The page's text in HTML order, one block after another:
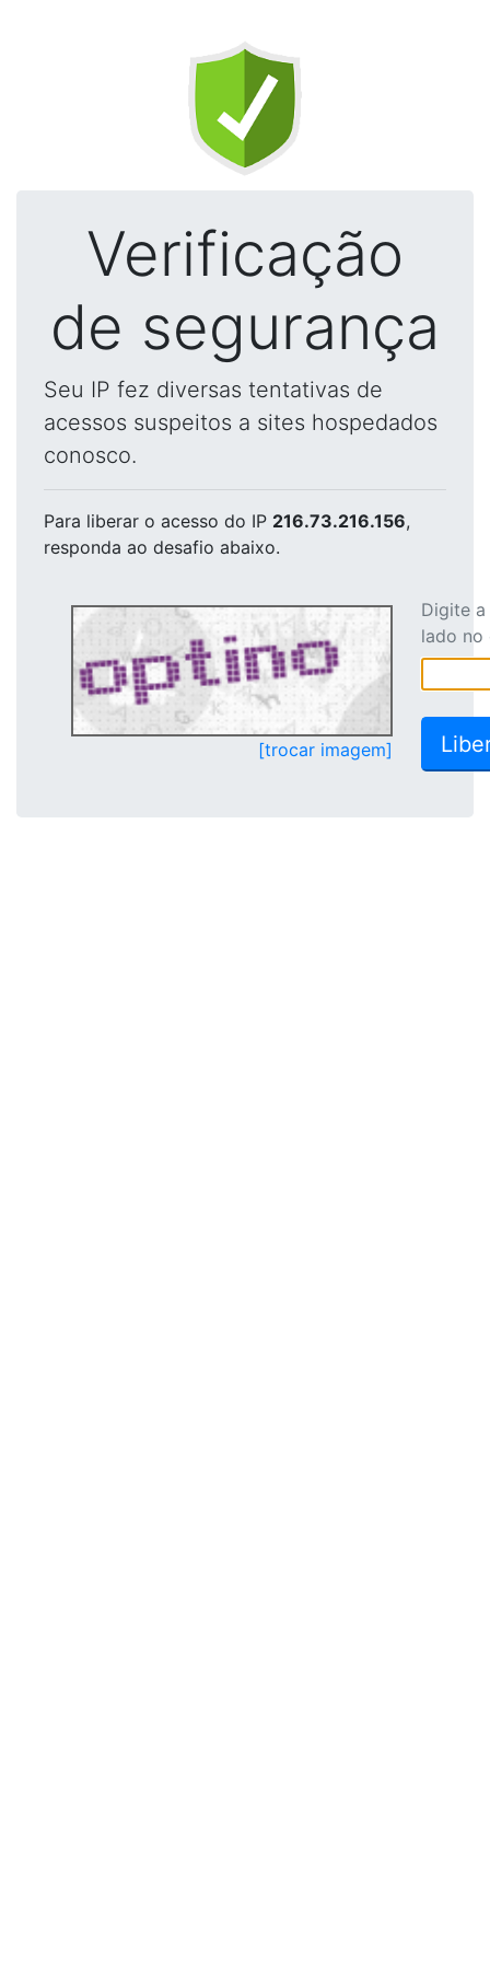
Verificação
de segurança
Seu IP fez diversas tentativas de
acessos suspeitos a sites hospedados
conosco.
Para liberar o acesso do IP 216.73.216.156,
responda ao desafio abaixo.
[trocar imagem]
Digite
lado no